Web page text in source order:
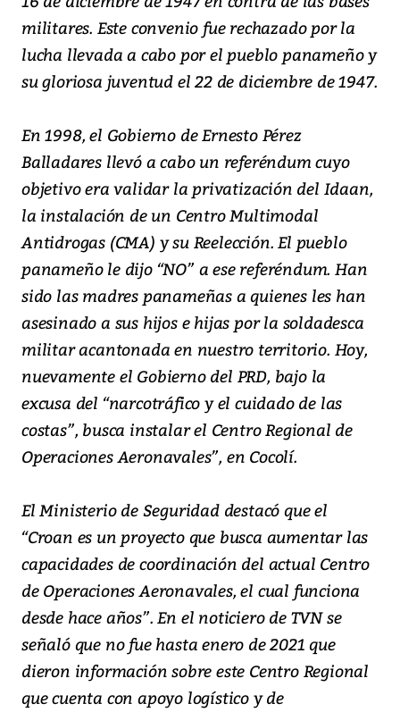
militares. Este convenio fue rechazado por la
lucha llevada a cabo por el pueblo panameño y
su gloriosa juventud el 22 de diciembre de 1947.
En 1998, el Gobierno de Ernesto Pérez
Balladares llevó a cabo un referéndum cuyo
objetivo era validar la privatización del Idaan,
la instalación de un Centro Multimodal
Antidrogas (CMA) y su Reelección. El pueblo
panameño le dijo “NO” a ese referéndum. Han
sido las madres panameñas a quienes les han
asesinado a sus hijos e hijas por la soldadesca
militar acantonada en nuestro territorio. Hoy,
nuevamente el Gobierno del PRD, bajo la
excusa del “narcotráfico y el cuidado de las
costas”, busca instalar el Centro Regional de
Operaciones Aeronavales”, en Cocolí.
El Ministerio de Seguridad destacó que el
“Croan es un proyecto que busca aumentar las
capacidades de coordinación del actual Centro
de Operaciones Aeronavales, el cual funciona
desde hace años”. En el noticiero de TVN se
señaló que no fue hasta enero de 2021 que
dieron información sobre este Centro Regional
que cuenta con apoyo logístico y de